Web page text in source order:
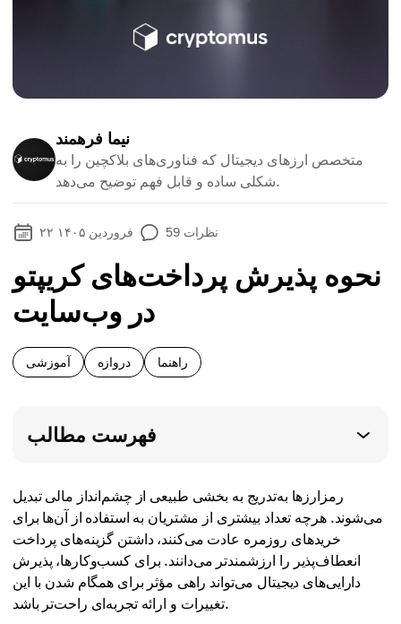
نیما فرهمند
متخصص ارزهای دیجیتال که فناوری‌های بلاکچین را به
شکلی ساده و قابل فهم توضیح می‌دهد.
۲۲ فروردین ۱۴۰۵ 59 نظرات
نحوه پذیرش پرداخت‌های کریپتو
در وب‌سایت
آموزشی دروازه راهنما
فهرست مطالب
رمزارزها به‌تدریج به بخشی طبیعی از چشم‌انداز مالی تبدیل
می‌شوند. هرچه تعداد بیشتری از مشتریان به استفاده از آن‌ها برای
خریدهای روزمره عادت می‌کنند، داشتن گزینه‌های پرداخت
انعطاف‌پذیر را ارزشمندتر می‌دانند. برای کسب‌وکارها، پذیرش
دارایی‌های دیجیتال می‌تواند راهی مؤثر برای همگام شدن با این
تغییرات و ارائه تجربه‌ای راحت‌تر باشد.